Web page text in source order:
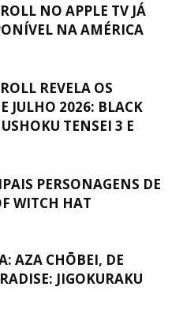
NO APPLE TV JÁ
NA AMÉRICA
REVELA OS
JULHO 2026: BLACK
TENSEI 3 E
PERSONAGENS DE
WITCH HAT
AZA CHŌBEI, DE
JIGOKURAKU